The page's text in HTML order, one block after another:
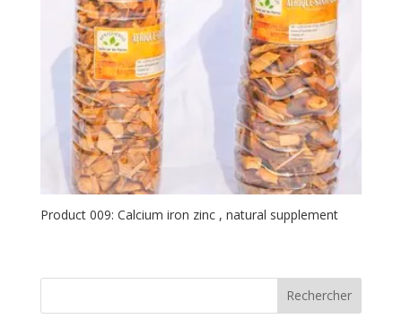
Product 009: Calcium iron zinc , natural supplement